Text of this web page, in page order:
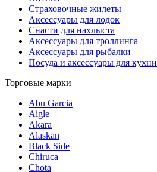
Страховочные жилеты
Аксессуары для лодок
Снасти для нахлыста
Аксессуары для троллинга
Аксессуары для рыбалки
Посуда и аксессуары для кухни
Торговые марки
Abu Garcia
Aigle
Akara
Alaskan
Black Side
Chiruca
Chota